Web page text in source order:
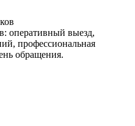
оперативный выезд,
профессиональная
обращения.